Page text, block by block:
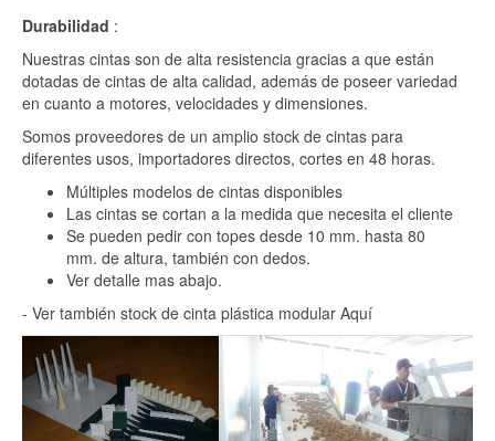
Durabilidad :
Nuestras cintas son de alta resistencia gracias a que están
dotadas de cintas de alta calidad, además de poseer variedad
en cuanto a motores, velocidades y dimensiones.
Somos proveedores de un amplio stock de cintas para
diferentes usos, importadores directos, cortes en 48 horas.
Múltiples modelos de cintas disponibles
Las cintas se cortan a la medida que necesita el cliente
Se pueden pedir con topes desde 10 mm. hasta 80
mm. de altura, también con dedos.
Ver detalle mas abajo.
- Ver también stock de cinta plástica modular Aquí